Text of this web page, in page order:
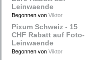
Leinwaende
Begonnen von Viktor
Pixum Schweiz - 15
CHF Rabatt auf Foto-
Leinwaende
Begonnen von Viktor